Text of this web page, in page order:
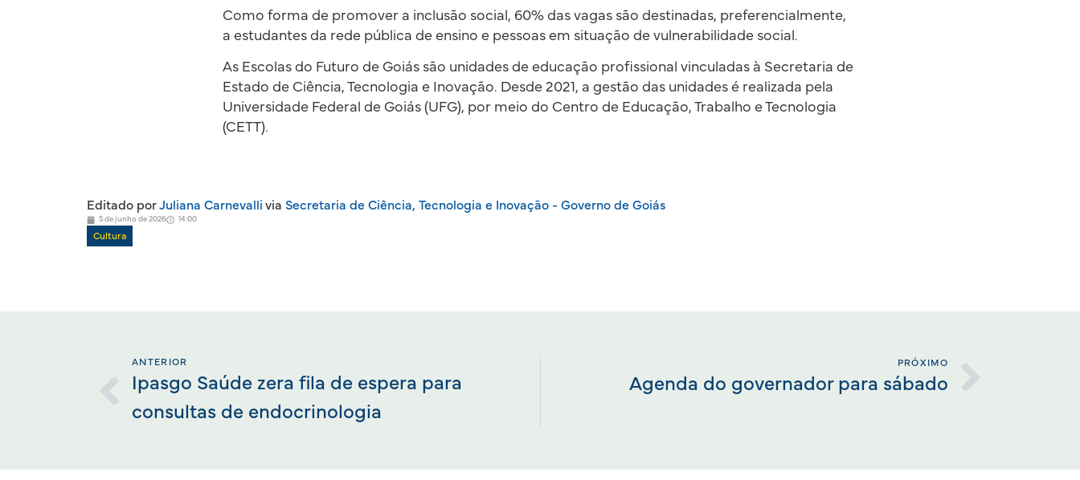
Como forma de promover a inclusão social, 60% das vagas são destinadas, preferencialmente,
a estudantes da rede pública de ensino e pessoas em situação de vulnerabilidade social.
As Escolas do Futuro de Goiás são unidades de educação profissional vinculadas à Secretaria de
Estado de Ciência, Tecnologia e Inovação. Desde 2021, a gestão das unidades é realizada pela
Universidade Federal de Goiás (UFG), por meio do Centro de Educação, Trabalho e Tecnologia
(CETT).
Editado porJuliana Carnevalli via Secretaria de Ciência, Tecnologia e Inovação - Governo de Goiás
5 de junho de 2026 14:00
Cultura
ANTERIOR
Ipasgo Saúde zera fila de espera para
consultas de endocrinologia
PRÓXIMO
Agenda do governador para sábado